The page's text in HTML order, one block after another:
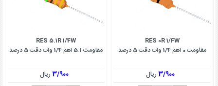
RES 0R 1/4W
مقاومت 0 اهم 1/4 وات دقت 5 درصد
3/900ریال
RES 5.1R 1/4W
مقاومت 5.1 اهم 1/4 وات دقت 5 درصد
3/900ریال